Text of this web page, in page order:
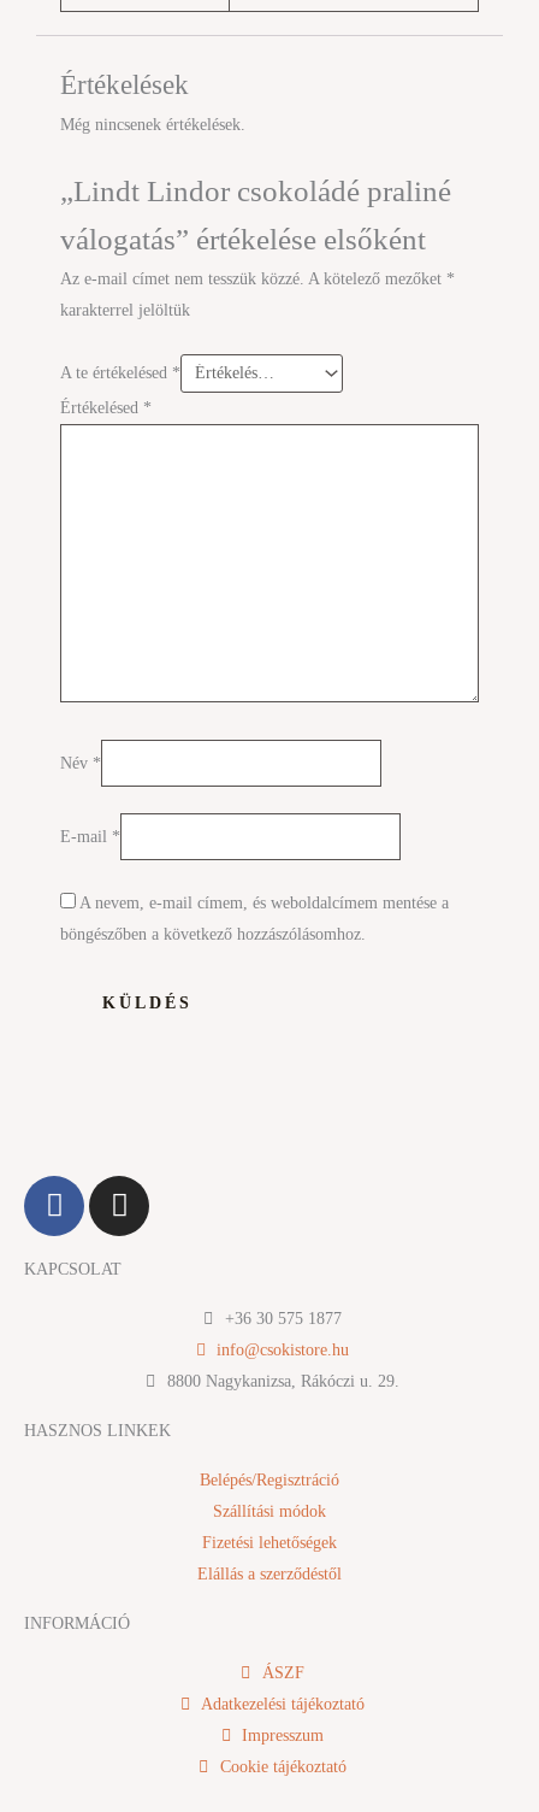
Értékelések
Még nincsenek értékelések.
„Lindt Lindor csokoládé praliné
válogatás” értékelése elsőként
Az e-mail címet nem tesszük közzé. A kötelező mezőket *
karakterrel jelöltük
A te értékelésed *
Értékelésed *
Név *
E-mail *
A nevem, e-mail címem, és weboldalcímem mentése a
böngészőben a következő hozzászólásomhoz.
F
a
e
I
n
t
m
KAPCSOLAT
+36 30 575 1877
info@csokistore.hu
8800 Nagykanizsa, Rákóczi u. 29.
HASZNOS LINKEK
Belépés/Regisztráció
Szállítási módok
Fizetési lehetőségek
Elállás a szerződéstől
INFORMÁCIÓ
ÁSZF
Adatkezelési tájékoztató
Impresszum
Cookie tájékoztató